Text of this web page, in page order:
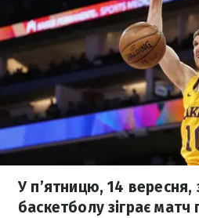
У п’ятницю, 14 вересня,
баскетболу зіграє матч